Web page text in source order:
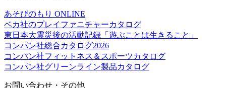
あそびのもり ONLINE
ベカ社のプレイファニチャーカタログ
東日本大震災後の活動記録「遊ぶことは生きること」
コンパン社総合カタログ2026
コンパン社フィットネス＆スポーツカタログ
コンパン社グリーンライン製品カタログ
お問い合わせ・その他